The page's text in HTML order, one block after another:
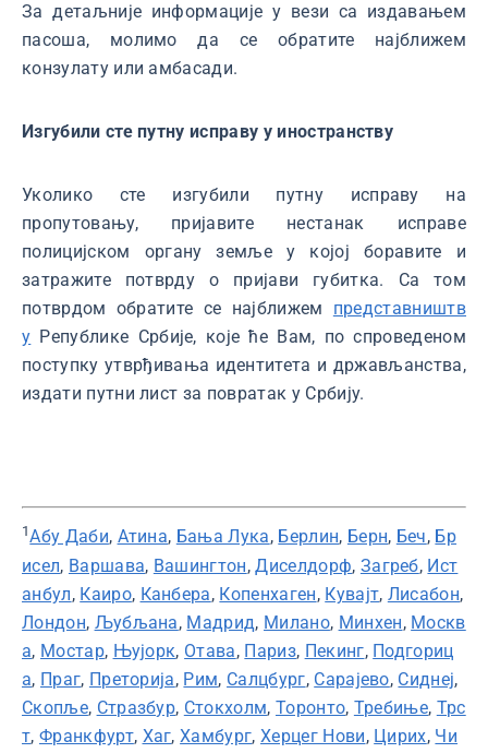
За детаљније информације у вези са издавањем
пасоша, молимо да се обратите најближем
конзулату или амбасади.
Изгубили сте путну исправу у иностранству
Уколико сте изгубили путну исправу на
пропутовању, пријавите нестанак исправе
полицијском органу земље у којој боравите и
затражите потврду о пријави губитка. Са том
потврдом обратите се најближем представништв
у Републике Србије, које ће Вам, по спроведеном
поступку утврђивања идентитета и држављанства,
издати путни лист за повратак у Србију.
1Абу Даби, Атина, Бања Лука, Берлин, Берн, Беч, Бр
исел, Варшава, Вашингтон,Диселдорф, Загреб, Ист
анбул, Каиро, Канбера, Копенхаген, Кувајт, Лисабон,
Лондон, Љубљана, Мадрид, Милано, Минхен, Москв
а, Мостар, Њујорк, Отава, Париз, Пекинг, Подгориц
а, Праг, Преторија, Рим, Салцбург, Сарајево, Сиднеј,
Скопље, Стразбур, Стокхолм, Торонто, Требиње, Трс
т, Франкфурт, Хаг,Хамбург, Херцег Нови, Цирих, Чи